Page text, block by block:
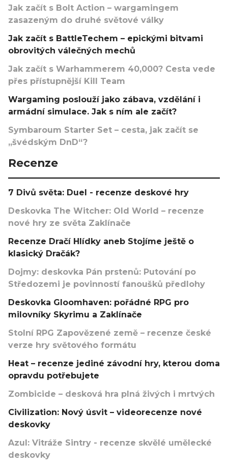
Jak začít s Bolt Action – wargamingem
zasazeným do druhé světové války
Jak začít s BattleTechem – epickými bitvami
obrovitých válečných mechů
Jak začít s Warhammerem 40,000? Cesta vede
přes přístupnější Kill Team
Wargaming poslouží jako zábava, vzdělání i
armádní simulace. Jak s ním ale začít?
Symbaroum Starter Set – cesta, jak začít se
„švédským DnD“?
Recenze
7 Divů světa: Duel - recenze deskové hry
Deskovka The Witcher: Old World – recenze
nové hry ze světa Zaklínače
Recenze Dračí Hlídky aneb Stojíme ještě o
klasický Dračák?
Dojmy: deskovka Pán prstenů: Putování po
Středozemi je povinností fanoušků předlohy
Deskovka Gloomhaven: pořádné RPG pro
milovníky Skyrimu a Zaklínače
Stolní RPG Zapovězené země – recenze české
verze hry světového formátu
Heat – recenze jediné závodní hry, kterou doma
opravdu potřebujete
Zombicide – desková hra plná živých i mrtvých
Civilization: Nový úsvit – videorecenze nové
deskovky
Azul: Vitráže Sintry - recenze skvělé umělecké
deskovky